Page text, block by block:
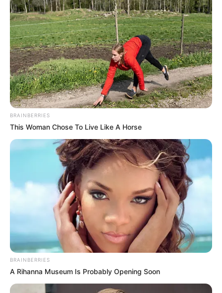
BRAINBERRIES
This Woman Chose To Live Like A Horse
BRAINBERRIES
A Rihanna Museum Is Probably Opening Soon